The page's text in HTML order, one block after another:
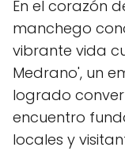
En el corazón
manchego
vibrante vida
Medrano', un
logrado
encuentro
locales y